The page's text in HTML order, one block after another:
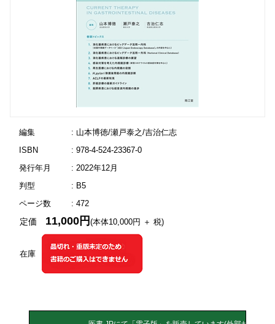
編集
: 山本博徳/瀬戸泰之/吉治仁志
ISBN
: 978-4-524-23367-0
発行年月
: 2022年12月
判型
: B5
ページ数
: 472
在庫
定価 11,000円(本体10,000円 ＋ 税)